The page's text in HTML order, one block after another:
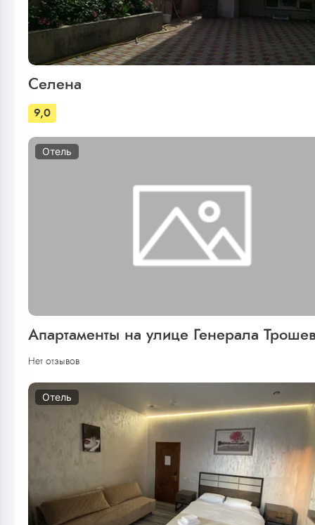
Селена
9,0
Отель
Апартаменты на улице Генерала
Нет отзывов
Отель